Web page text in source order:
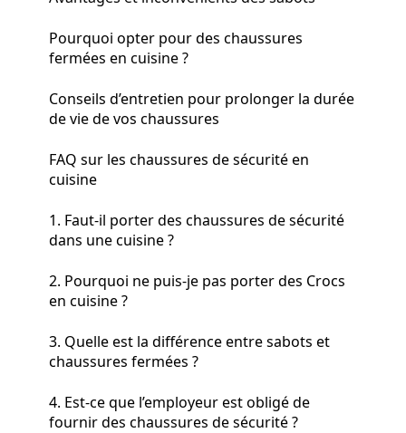
Pourquoi opter pour des chaussures
fermées en cuisine ?
Conseils d’entretien pour prolonger la durée
de vie de vos chaussures
FAQ sur les chaussures de sécurité en
cuisine
1. Faut-il porter des chaussures de sécurité
dans une cuisine ?
2. Pourquoi ne puis-je pas porter des Crocs
en cuisine ?
3. Quelle est la différence entre sabots et
chaussures fermées ?
4. Est-ce que l’employeur est obligé de
fournir des chaussures de sécurité ?